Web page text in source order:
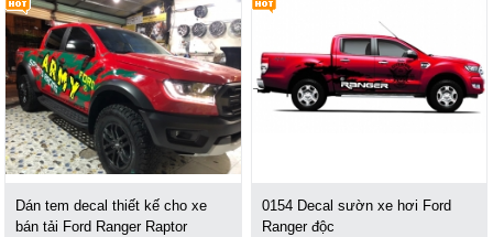
Dán tem decal thiết kế cho xe
bán tải Ford Ranger Raptor
0154 Decal sườn xe hơi Ford
Ranger độc